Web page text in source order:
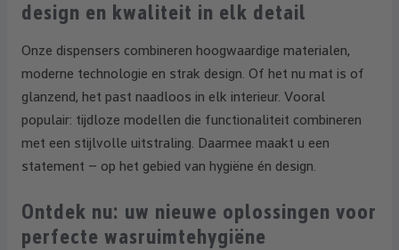
design en kwaliteit in elk detail
Onze dispensers combineren hoogwaardige materialen,
moderne technologie en strak design. Of het nu mat is of
glanzend, het past naadloos in elk interieur. Vooral
populair: tijdloze modellen die functionaliteit combineren
met een stijlvolle uitstraling. Daarmee maakt u een
statement – op het gebied van hygiëne én design.
Ontdek nu: uw nieuwe oplossingen voor
perfecte wasruimtehygiëne